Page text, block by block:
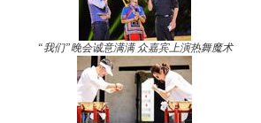
“我们”晚会诚意满满 众嘉宾上演热舞魔术